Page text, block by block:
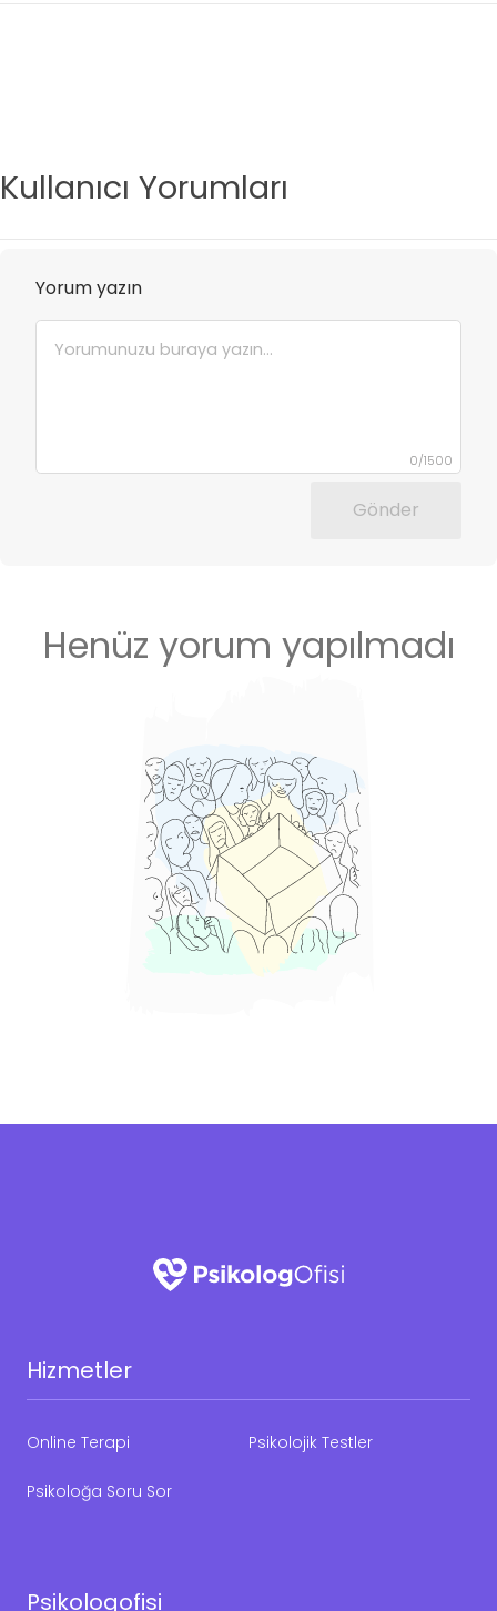
Kullanıcı Yorumları
Yorum yazın
0/1500
Gönder
Henüz yorum yapılmadı
Hizmetler
Online Terapi Psikolojik Testler
Psikoloğa Soru Sor
Psikologofisi